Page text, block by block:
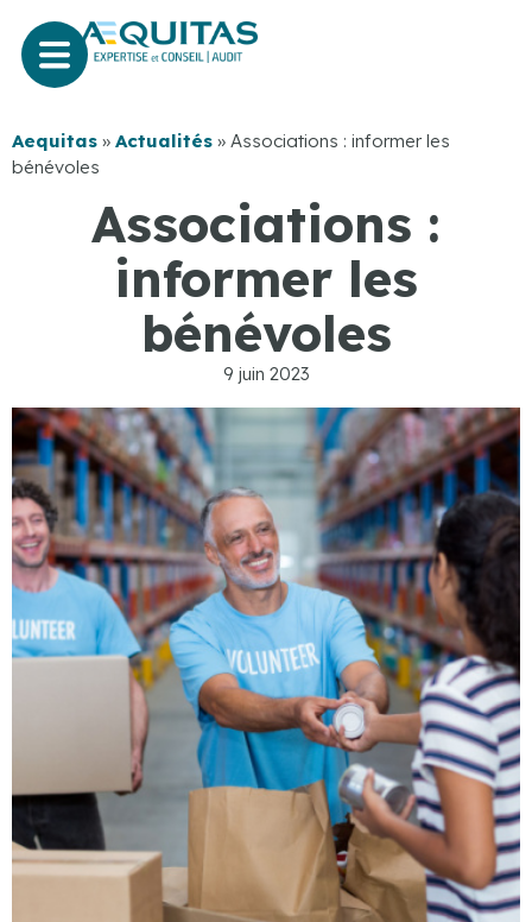
Aequitas » Actualités » Associations : informer les
bénévoles
Associations :
informer les
bénévoles
9 juin 2023